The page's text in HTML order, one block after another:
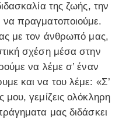
της ζωής, την
να πραγματοποιούμε.
με τον άνθρωπό μας,
σχέση μέσα στην
να λέμε σ’ έναν
και να του λέμε: «Σ’
γεμίζεις ολόκληρη
μας διδάσκει